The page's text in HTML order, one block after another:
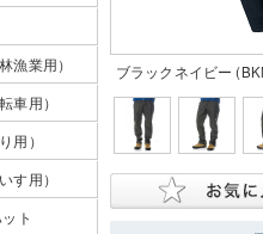
ブラックネイビー
漁業用）
車用）
用）
す用）
ト